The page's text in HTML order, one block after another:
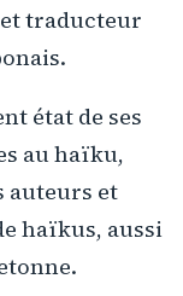
traducteur
état de ses
au haïku,
auteurs et
haïkus, aussi